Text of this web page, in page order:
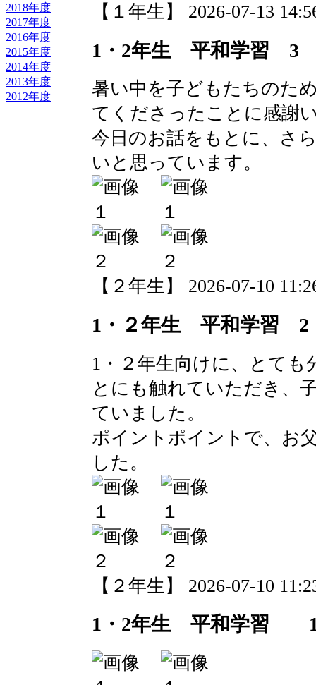
2018年度
2017年度
2016年度
2015年度
2014年度
2013年度
2012年度
【１年生】 2026-07-13
1・2年生 平和学習 3
暑い中を子どもたちのた
てくださったことに感謝
今日のお話をもとに、さ
いと思っています。
【２年生】 2026-07-10
1・２年生 平和学習 2
1・２年生向けに、とて
とにも触れていただき、
ていました。
ポイントポイントで、お
した。
【２年生】 2026-07-10
1・2年生 平和学習